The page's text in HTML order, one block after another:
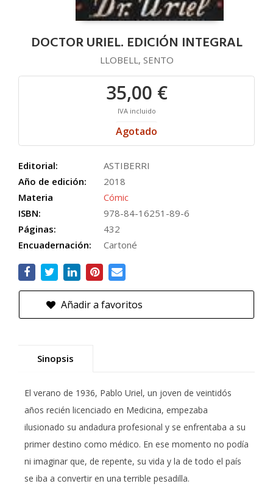
DOCTOR URIEL. EDICIÓN INTEGRAL
LLOBELL, SENTO
35,00 €
IVA incluido
Agotado
Editorial:
ASTIBERRI
Año de edición:
2018
Materia
Cómic
ISBN:
978-84-16251-89-6
Páginas:
432
Encuadernación:
Cartoné
Añadir a favoritos
Sinopsis
El verano de 1936, Pablo Uriel, un joven de veintidós
años recién licenciado en Medicina, empezaba
ilusionado su andadura profesional y se enfrentaba a su
primer destino como médico. En ese momento no podía
ni imaginar que, de repente, su vida y la de todo el país
se iba a convertir en una terrible pesadilla.